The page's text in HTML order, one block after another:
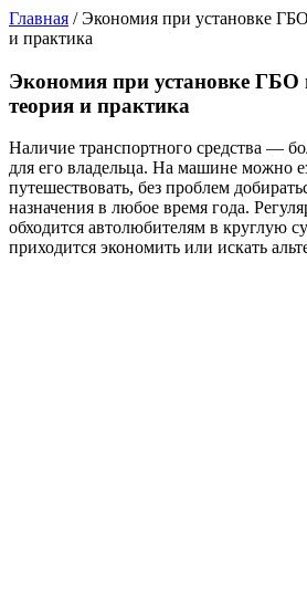
Главная / Экономия при установке
и практика
Экономия при установке ГБО
теория и практика
Наличие транспортного средства —
для его владельца. На машине можно
путешествовать, без проблем
назначения в любое время года.
обходится автолюбителям в круглую
приходится экономить или искать